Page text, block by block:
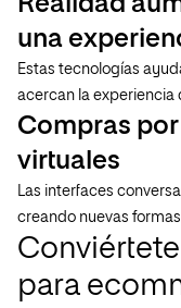
una
Estas tecnologías
acercan la experiencia
Compras
virtuales
Las interfaces
creando nuevas
para